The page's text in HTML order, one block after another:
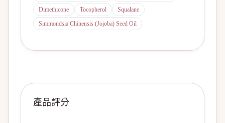
Dimethicone
Tocopherol
Squalane
Simmondsia Chinensis (Jojoba) Seed Oil
產品評分